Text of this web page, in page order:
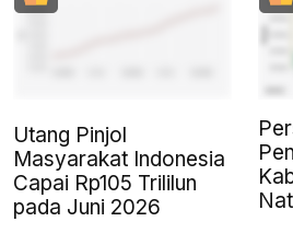
Utang Pinjol
Masyarakat Indonesia
Capai Rp105 Trililun
pada Juni 2026